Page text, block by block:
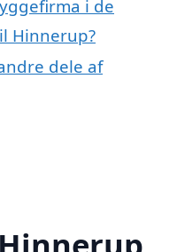
i de
Hinnerup?
dele af